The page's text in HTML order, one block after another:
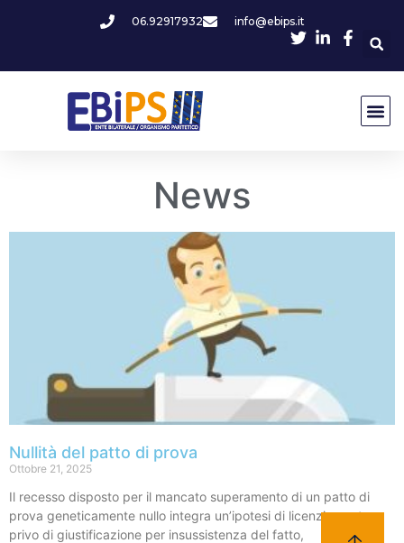
06.92917932 info@ebips.it
News
Nullità del patto di prova
Ottobre 21, 2025
Il recesso disposto per il mancato superamento di un patto di
prova geneticamente nullo integra un’ipotesi di licenziamento
privo di giustificazione per insussistenza del fatto,